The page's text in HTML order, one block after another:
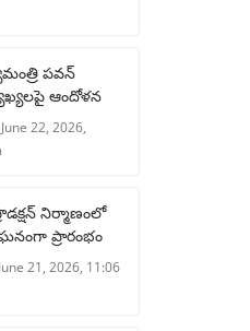
పవన్
ఆందోళన
22, 2026,
నిర్మాణంలో
ఘనంగా ప్రారంభం
21, 2026, 11:06